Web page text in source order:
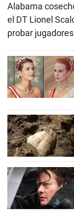
Alabama
el DT Lionel
probar